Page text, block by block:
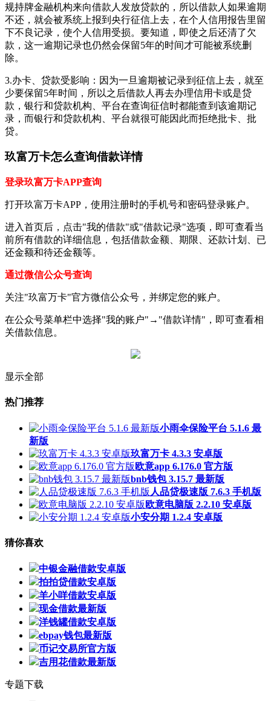
规持牌金融机构来向借款人发放贷款的，所以借款人如果逾期
不还，就会被系统上报到央行征信上去，在个人信用报告里留
下不良记录，使个人信用受损。要知道，即使之后还清了欠
款，这一逾期记录也仍然会保留5年的时间才可能被系统删
除。
3.办卡、贷款受影响：因为一旦逾期被记录到征信上去，就至
少要保留5年时间，所以之后借款人再去办理信用卡或是贷
款，银行和贷款机构、平台在查询征信时都能查到该逾期记
录，而银行和贷款机构、平台就很可能因此而拒绝批卡、批
贷。
玖富万卡怎么查询借款详情
登录玖富万卡APP查询
打开玖富万卡APP，使用注册时的手机号和密码登录账户。
进入首页后，点击"我的借款"或"借款记录"选项，即可查看当
前所有借款的详细信息，包括借款金额、期限、还款计划、已
还金额和待还金额等。
通过微信公众号查询
关注"玖富万卡"官方微信公众号，并绑定您的账户。
在公众号菜单栏中选择"我的账户"→"借款详情"，即可查看相
关借款信息。
显示全部
热门推荐
小雨伞保险平台 5.1.6 最
新版
玖富万卡 4.3.3 安卓版
欧意app 6.176.0 官方版
bnb钱包 3.15.7 最新版
人品贷极速版 7.6.3 手机版
欧意电脑版 2.2.10 安卓版
小安分期 1.2.4 安卓版
猜你喜欢
中银金融借款安卓版
拍拍贷借款安卓版
羊小咩借款安卓版
现金借款最新版
洋钱罐借款安卓版
ebpay钱包最新版
币记交易所官方版
吉用花借款最新版
专题下载